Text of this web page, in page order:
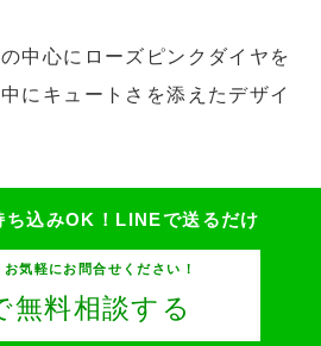
中心にローズピンクダイヤを
にキュートさを添えたデザイ
込みOK！ LINEで送るだけ
気軽にお問合せください！
無料相談する